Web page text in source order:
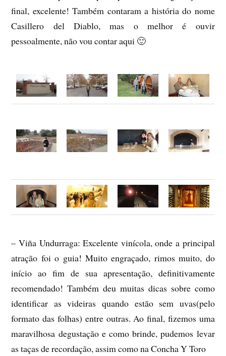
final, excelente! Também contaram a história do nome
Casillero del Diablo, mas o melhor é ouvir
pessoalmente, não vou contar aqui 🙂
– Viña Undurraga: Excelente vinícola, onde a principal
atração foi o guia! Muito engraçado, rimos muito, do
início ao fim de sua apresentação, definitivamente
recomendado! Também deu muitas dicas sobre como
identificar as videiras quando estão sem uvas(pelo
formato das folhas) entre outras. Ao final, fizemos uma
maravilhosa degustação e como brinde, pudemos levar
as taças de recordação, assim como na Concha Y Toro